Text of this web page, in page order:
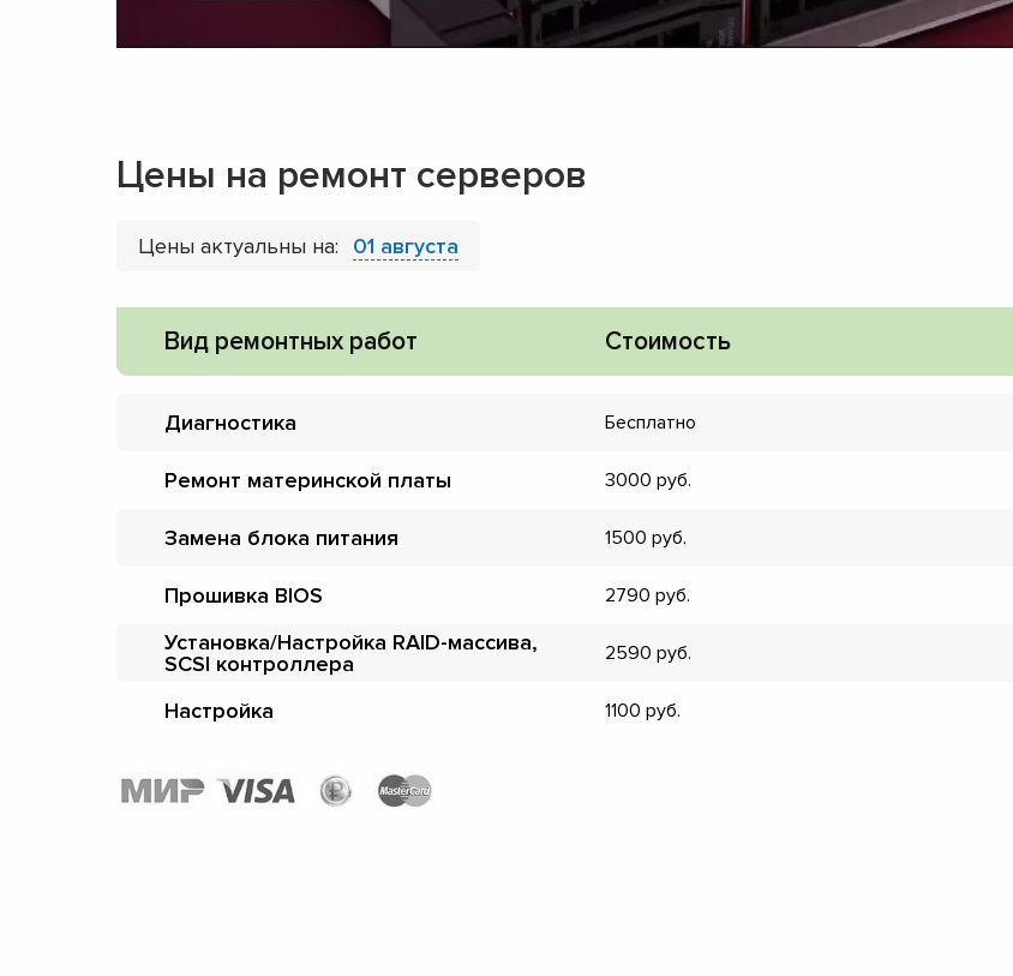
Цены на ремонт серверов
Цены актуальны на: 01 августа
Вид ремонтных работ Стоимость
Диагностика Бесплатно
Ремонт материнской платы 3000
Замена блока питания 1500
Прошивка BIOS 2790
Установка/Настройка RAID-массива,
SCSI контроллера
2590
Настройка 1100